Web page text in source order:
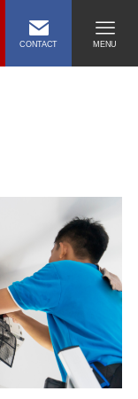
CONTACT MENU